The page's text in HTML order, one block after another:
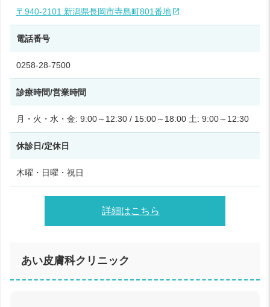
〒940-2101 新潟県長岡市寺島町801番地
電話番号
0258-28-7500
診療時間/営業時間
月・火・水・金: 9:00～12:30 / 15:00～18:00 土: 9:00～12:30
休診日/定休日
木曜・日曜・祝日
詳細はこちら
あい皮膚科クリニック